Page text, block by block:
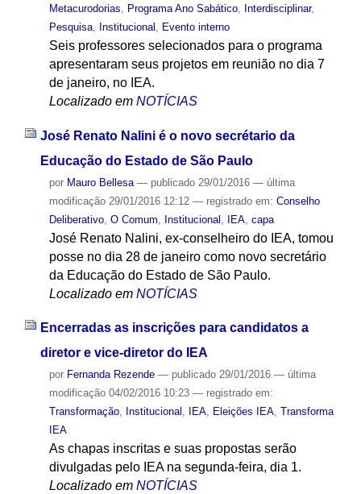
Metacurodorias, Programa Ano Sabático, Interdisciplinar,
Pesquisa, Institucional , Evento interno
Seis professores selecionados para o programa
apresentaram seus projetos em reunião no dia 7
de janeiro, no IEA.
Localizado em NOTÍCIAS
José Renato Nalini é o novo secrétario da
Educação do Estado de São Paulo
por Mauro Bellesa — publicado29/01/2016 — última
modificação29/01/2016 12:12 — registrado em: Conselho
Deliberativo, O Comum Institucional IEA, capa
José Renato Nalini, ex-conselheiro do IEA, tomou
posse no dia 28 de janeiro como novo secretário
da Educação do Estado de São Paulo.
Localizado em NOTÍCIAS
Encerradas as inscrições para candidatos a
diretor e vice-diretor do IEA
por Fernanda Rezende — publicado29/01/2016 — última
modificação04/02/2016 10:23 — registrado em:
Transformação, Institucional , IEA, Eleições IEA, Transforma
IEA
As chapas inscritas e suas propostas serão
divulgadas pelo IEA na segunda-feira, dia 1.
Localizado em NOTÍCIAS